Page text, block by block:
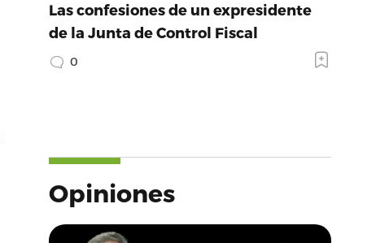
Las confesiones de un expresidente
de la Junta de Control Fiscal
0
Opiniones